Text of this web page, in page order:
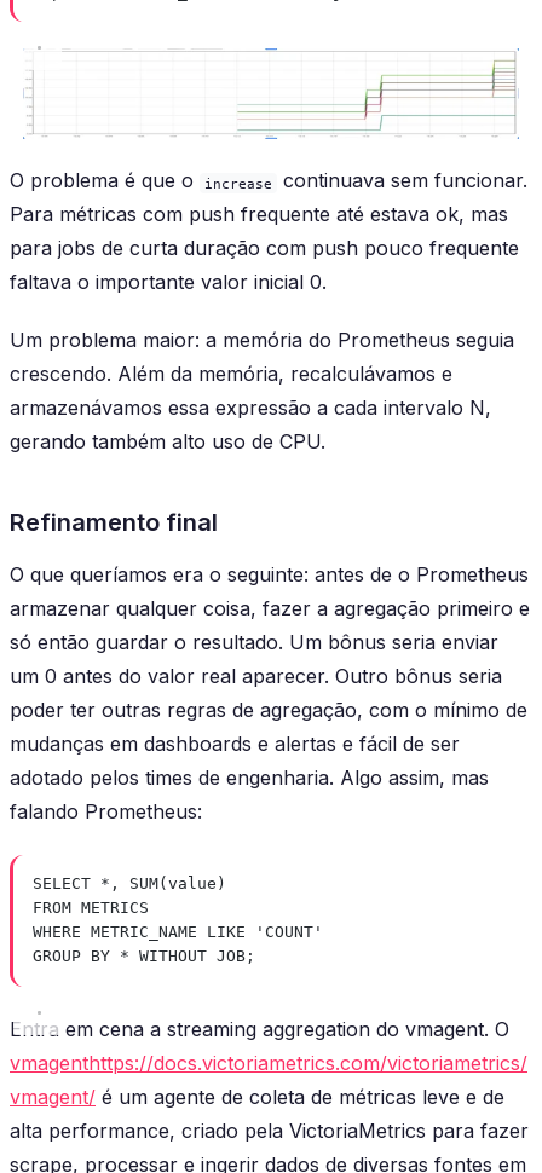
O problema é que o increase
continuava sem funcionar.
Para métricas com push frequente até estava ok, mas
para jobs de curta duração com push pouco frequente
faltava o importante valor inicial 0.
Um problema maior: a memória do Prometheus seguia
crescendo. Além da memória, recalculávamos e
armazenávamos essa expressão a cada intervalo N,
gerando também alto uso de CPU.
Refinamento final
O que queríamos era o seguinte: antes de o Prometheus
armazenar qualquer coisa, fazer a agregação primeiro e
só então guardar o resultado. Um bônus seria enviar
um 0 antes do valor real aparecer. Outro bônus seria
poder ter outras regras de agregação, com o mínimo de
mudanças em dashboards e alertas e fácil de ser
adotado pelos times de engenharia. Algo assim, mas
falando Prometheus:
SELECT * , SUM( value )
FROM METRICS
WHERE METRIC_NAME LIKE
'COUNT'
GROUP BY * WITHOUT JOB;
Entra em cena a streaming aggregation do vmagent. O
vmagenthttps://docs.victoriametrics.com/victoriametrics/
vmagent/ é um agente de coleta de métricas leve e de
alta performance, criado pela VictoriaMetrics para fazer
scrape, processar e ingerir dados de diversas fontes em